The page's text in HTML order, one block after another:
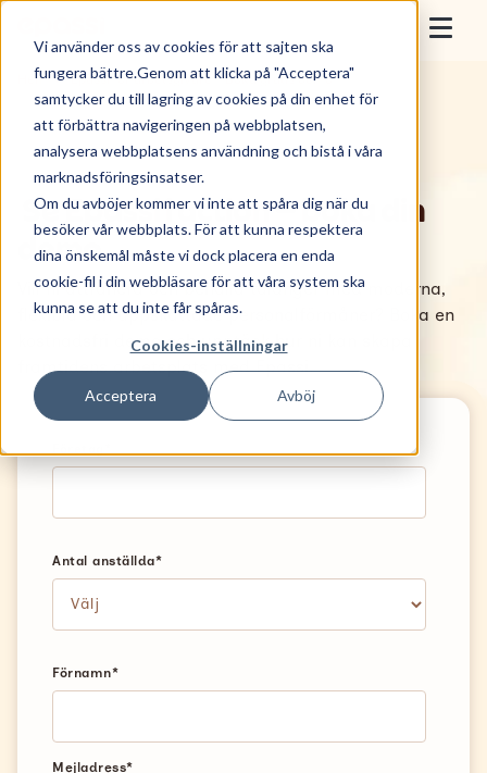
Vi använder oss av cookies för att sajten ska
fungera bättre.Genom att klicka på "Acceptera"
samtycker du till lagring av cookies på din enhet för
att förbättra navigeringen på webbplatsen,
analysera webbplatsens användning och bistå i våra
marknadsföringsinsatser.
Om du avböjer kommer vi inte att spåra dig när du
besöker vår webbplats. För att kunna respektera
dina önskemål måste vi dock placera en enda
cookie-fil i din webbläsare för att våra system ska
kunna se att du inte får spåras.
Cookies-inställningar
Acceptera Avböj
Skip to content
För arbetsgivare
För anställda
Sälj med Epassi
Om oss
Search
Svenska
Hem > Epassi för arbetsgivare – Boka gratis demo
Se Epassi i action – boka din
demo.
Vill ni attrahera och behålla talanger med moderna,
flexibla och uppskattade personalförmåner? Boka en
kostnadsfri demo och upptäck hur ni kan skapa
framtidens arbetsplats med Epassi.
Antal anställda*
Förnamn*
Mejladress*